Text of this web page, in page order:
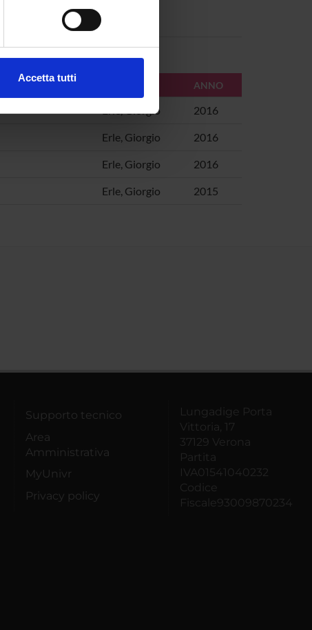
Accetta tutti
ANNO
Erle, Giorgio 2016
Erle, Giorgio 2016
Erle, Giorgio 2016
Erle, Giorgio 2015
Supporto tecnico
Area
Amministrativa
MyUnivr
Privacy policy
Lungadige Porta
Vittoria, 17
37129 Verona
Partita
IVA01541040232
Codice
Fiscale93009870234